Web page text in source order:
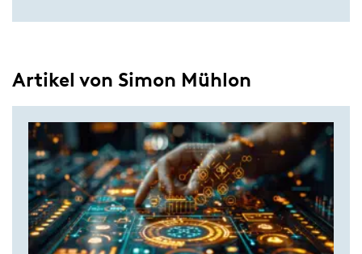
Artikel von Simon Mühlon